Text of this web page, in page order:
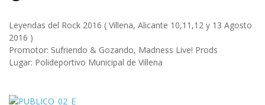
Leyendas del Rock 2016 ( Villena, Alicante 10,11,12 y 13 Agosto
2016 )
Promotor: Sufriendo & Gozando, Madness Live! Prods
Lugar: Polideportivo Municipal de Villena